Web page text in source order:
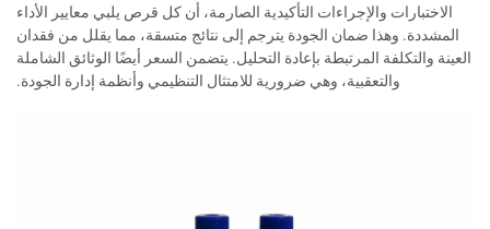
الاختبارات والإجراءات التأكيدية الصارمة، أن كل قرص يلبي معايير الأداء
المشددة. وهذا ضمان الجودة يترجم إلى نتائج متسقة، مما يقلل من فقدان
العينة والتكلفة المرتبطة بإعادة التحليل. يتضمن السعر أيضًا الوثائق الشاملة
والتعقبية، وهي ضرورية للامتثال التنظيمي وأنظمة إدارة الجودة.